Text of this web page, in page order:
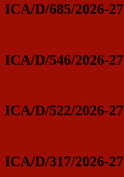
ICA/D/685/2026-27
ICA/D/546/2026-27
ICA/D/522/2026-27
ICA/D/317/2026-27